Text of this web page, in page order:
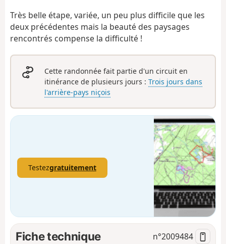
Très belle étape, variée, un peu plus difficile que les
deux précédentes mais la beauté des paysages
rencontrés compense la difficulté !
Cette randonnée fait partie d'un circuit en
itinérance de plusieurs jours :Trois jours dans
l'arrière-pays niçois
Testezgratuitement
Fiche technique n°2009484